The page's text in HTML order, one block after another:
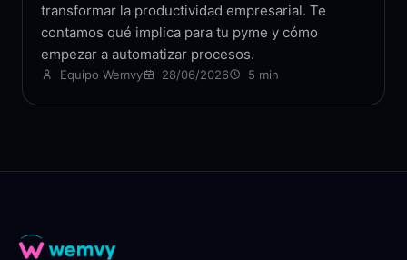
transformar la productividad empresarial. Te
contamos qué implica para tu pyme y cómo
empezar a automatizar procesos.
Equipo Wemvy 28/06/2026 5 min